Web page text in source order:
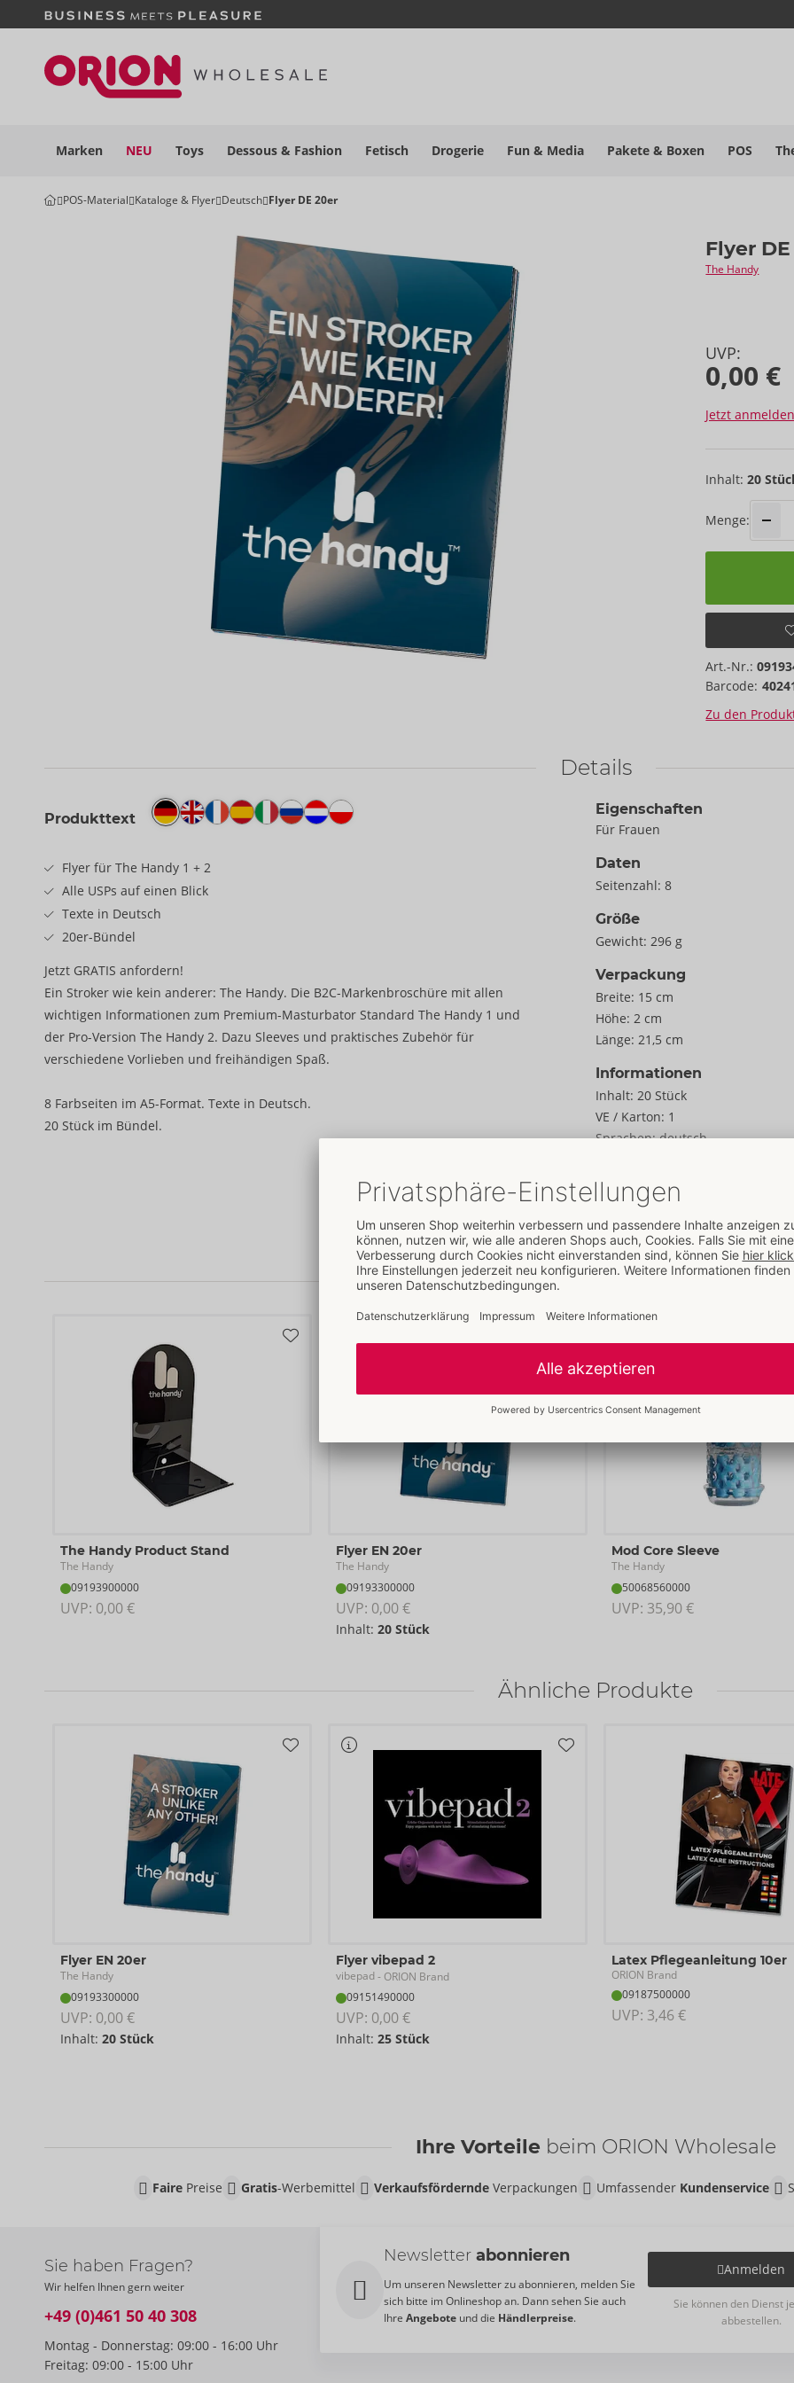
Marken NEU Toys Dessous & Fashion Fetisch Drogerie Fun & Media Pakete & Boxen POS
POS-Material Kataloge & Flyer Deutsch Flyer DE 20er
Flyer
The Handy
UVP:
0,00 €
Jetzt
Inhalt:20
Menge:
Art.-Nr.:
Barcode:
Zu den
Details
Produkttext
Flyer für The Handy 1 + 2
Alle USPs auf einen Blick
Texte in Deutsch
20er-Bündel
Jetzt GRATIS anfordern!
Ein Stroker wie kein anderer: The Handy. Die B2C-Markenbroschüre mit allen
wichtigen Informationen zum Premium-Masturbator Standard The Handy 1 und
der Pro-Version The Handy 2. Dazu Sleeves und praktisches Zubehör für
verschiedene Vorlieben und freihändigen Spaß.
8 Farbseiten im A5-Format. Texte in Deutsch.
20 Stück im Bündel.
Eigenschaften
Für Frauen
Daten
Seitenzahl: 8
Größe
Gewicht: 296 g
Verpackung
Breite: 15 cm
Höhe: 2 cm
Länge: 21,5 cm
Informationen
Inhalt: 20 Stück
VE / Karton: 1
Sprachen: deutsch,
Barcode:
Zolltarifnummer:
Mehr lesen
Weitere Artikel vonThe Handy
The Handy Product Stand
The Handy
09193900000
UVP: 0,00 €
Flyer EN 20er
The Handy
09193300000
UVP: 0,00 €
Inhalt: 20 Stück
Mod Core Sleeve
The Handy
50068560000
UVP: 35,90 €
Ähnliche Produkte
Flyer EN 20er
The Handy
09193300000
UVP: 0,00 €
Inhalt: 20 Stück
Flyer vibepad 2
vibepad- ORION Brand
09151490000
UVP: 0,00 €
Inhalt: 25 Stück
Latex Pflegeanleitung 10er
ORION Brand
09187500000
UVP: 3,46 €
Ihre Vorteile beim ORION Wholesale
FairePreise Gratis-Werbemittel VerkaufsförderndeVerpackungen Umfassender Kundenservice
Sie haben Fragen?
Wir helfen Ihnen gern weiter
+49 (0)461 50 40 308
Montag - Donnerstag: 09:00 - 16:00 Uhr
Freitag: 09:00 - 15:00 Uhr
Newsletter abonnieren
Um unseren Newsletter zu abonnieren, melden Sie
sich bitte im Onlineshop an. Dann sehen Sie auch
Ihre Angebote und die Händlerpreise.
Anmelden
Sie können den Dienst
abbestellen.